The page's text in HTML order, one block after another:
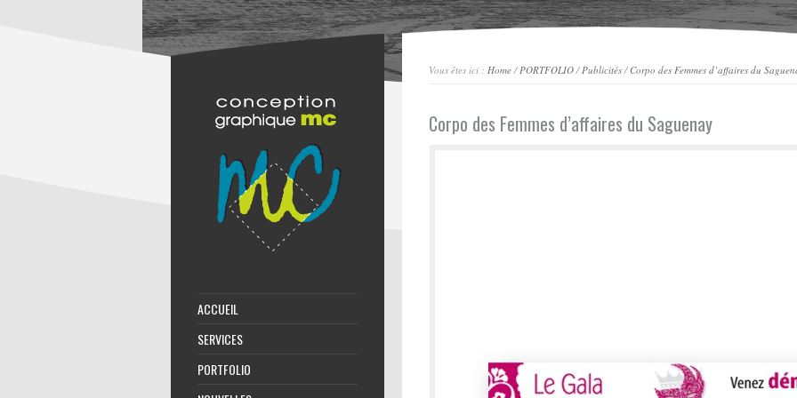
Vous êtes ici : Home/PORTFOLIO/Publicités/Corpo des Femmes d’affaires du
Corpo des Femmes d’affaires du Saguenay
ACCUEIL
SERVICES
PORTFOLIO